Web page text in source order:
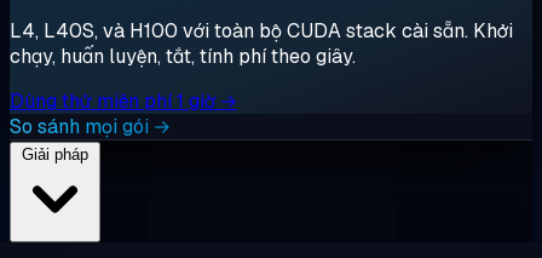
L4, L40S, và H100 với toàn bộ CUDA stack cài sẵn. Khởi
chạy, huấn luyện, tắt, tính phí theo giây.
Dùng thử miễn phí 1 giờ →
So sánh mọi gói →